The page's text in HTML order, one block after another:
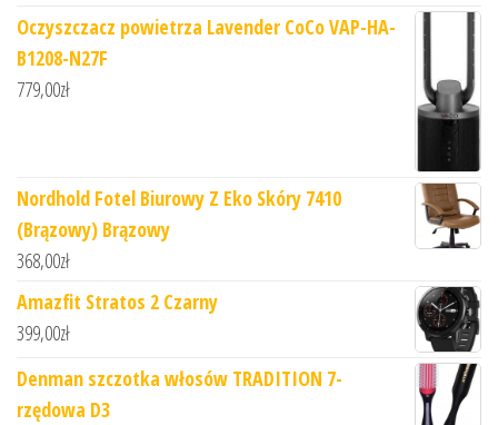
Oczyszczacz powietrza Lavender CoCo VAP-HA-
B1208-N27F
779,00zł
Nordhold Fotel Biurowy Z Eko Skóry 7410
(Brązowy) Brązowy
368,00zł
Amazfit Stratos 2 Czarny
399,00zł
Denman szczotka włosów TRADITION 7-
rzędowa D3